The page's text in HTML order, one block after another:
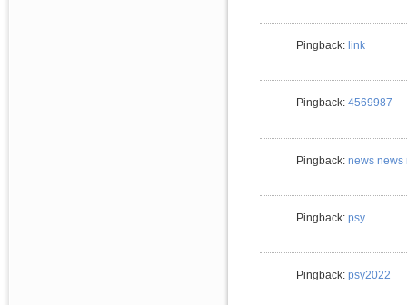
Pingback: link
Pingback: 4569987
Pingback: news news
Pingback: psy
Pingback: psy2022